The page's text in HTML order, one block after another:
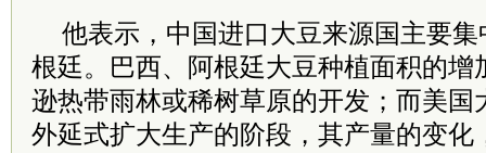
他表示，中国进口大豆来源国主要
根廷。巴西、阿根廷大豆种植面积的增
逊热带雨林或稀树草原的开发；而美国
外延式扩大生产的阶段，其产量的变化